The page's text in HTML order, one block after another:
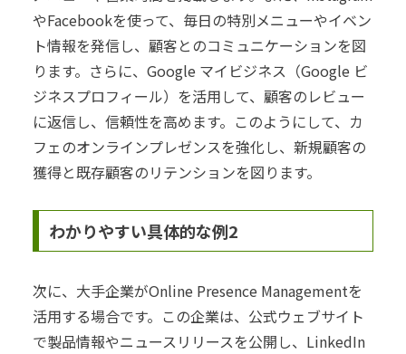
やFacebookを使って、毎日の特別メニューやイベン
ト情報を発信し、顧客とのコミュニケーションを図
ります。さらに、Google マイビジネス（Google ビ
ジネスプロフィール）を活用して、顧客のレビュー
に返信し、信頼性を高めます。このようにして、カ
フェのオンラインプレゼンスを強化し、新規顧客の
獲得と既存顧客のリテンションを図ります。
わかりやすい具体的な例2
次に、大手企業がOnline Presence Managementを
活用する場合です。この企業は、公式ウェブサイト
で製品情報やニュースリリースを公開し、LinkedIn